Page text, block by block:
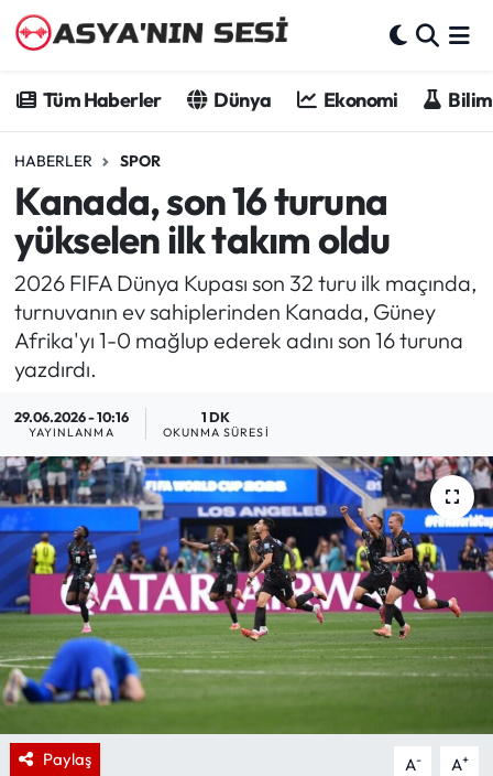
Tüm Haberler Dünya Ekonomi
HABERLER SPOR
Kanada, son 16 turuna
yükselen ilk takım oldu
2026 FIFA Dünya Kupası son 32 turu ilk maçında,
turnuvanın ev sahiplerinden Kanada, Güney
Afrika'yı 1-0 mağlup ederek adını son 16 turuna
yazdırdı.
29.06.2026 - 10:16
YAYINLANMA
1 DK
OKUNMA SÜRESI
Paylaş A- A+
Dünya
Ekonomi
Bilim - Teknoloji
Kültür - Sanat
Spor
Asya-Pasifik
Yazarlar